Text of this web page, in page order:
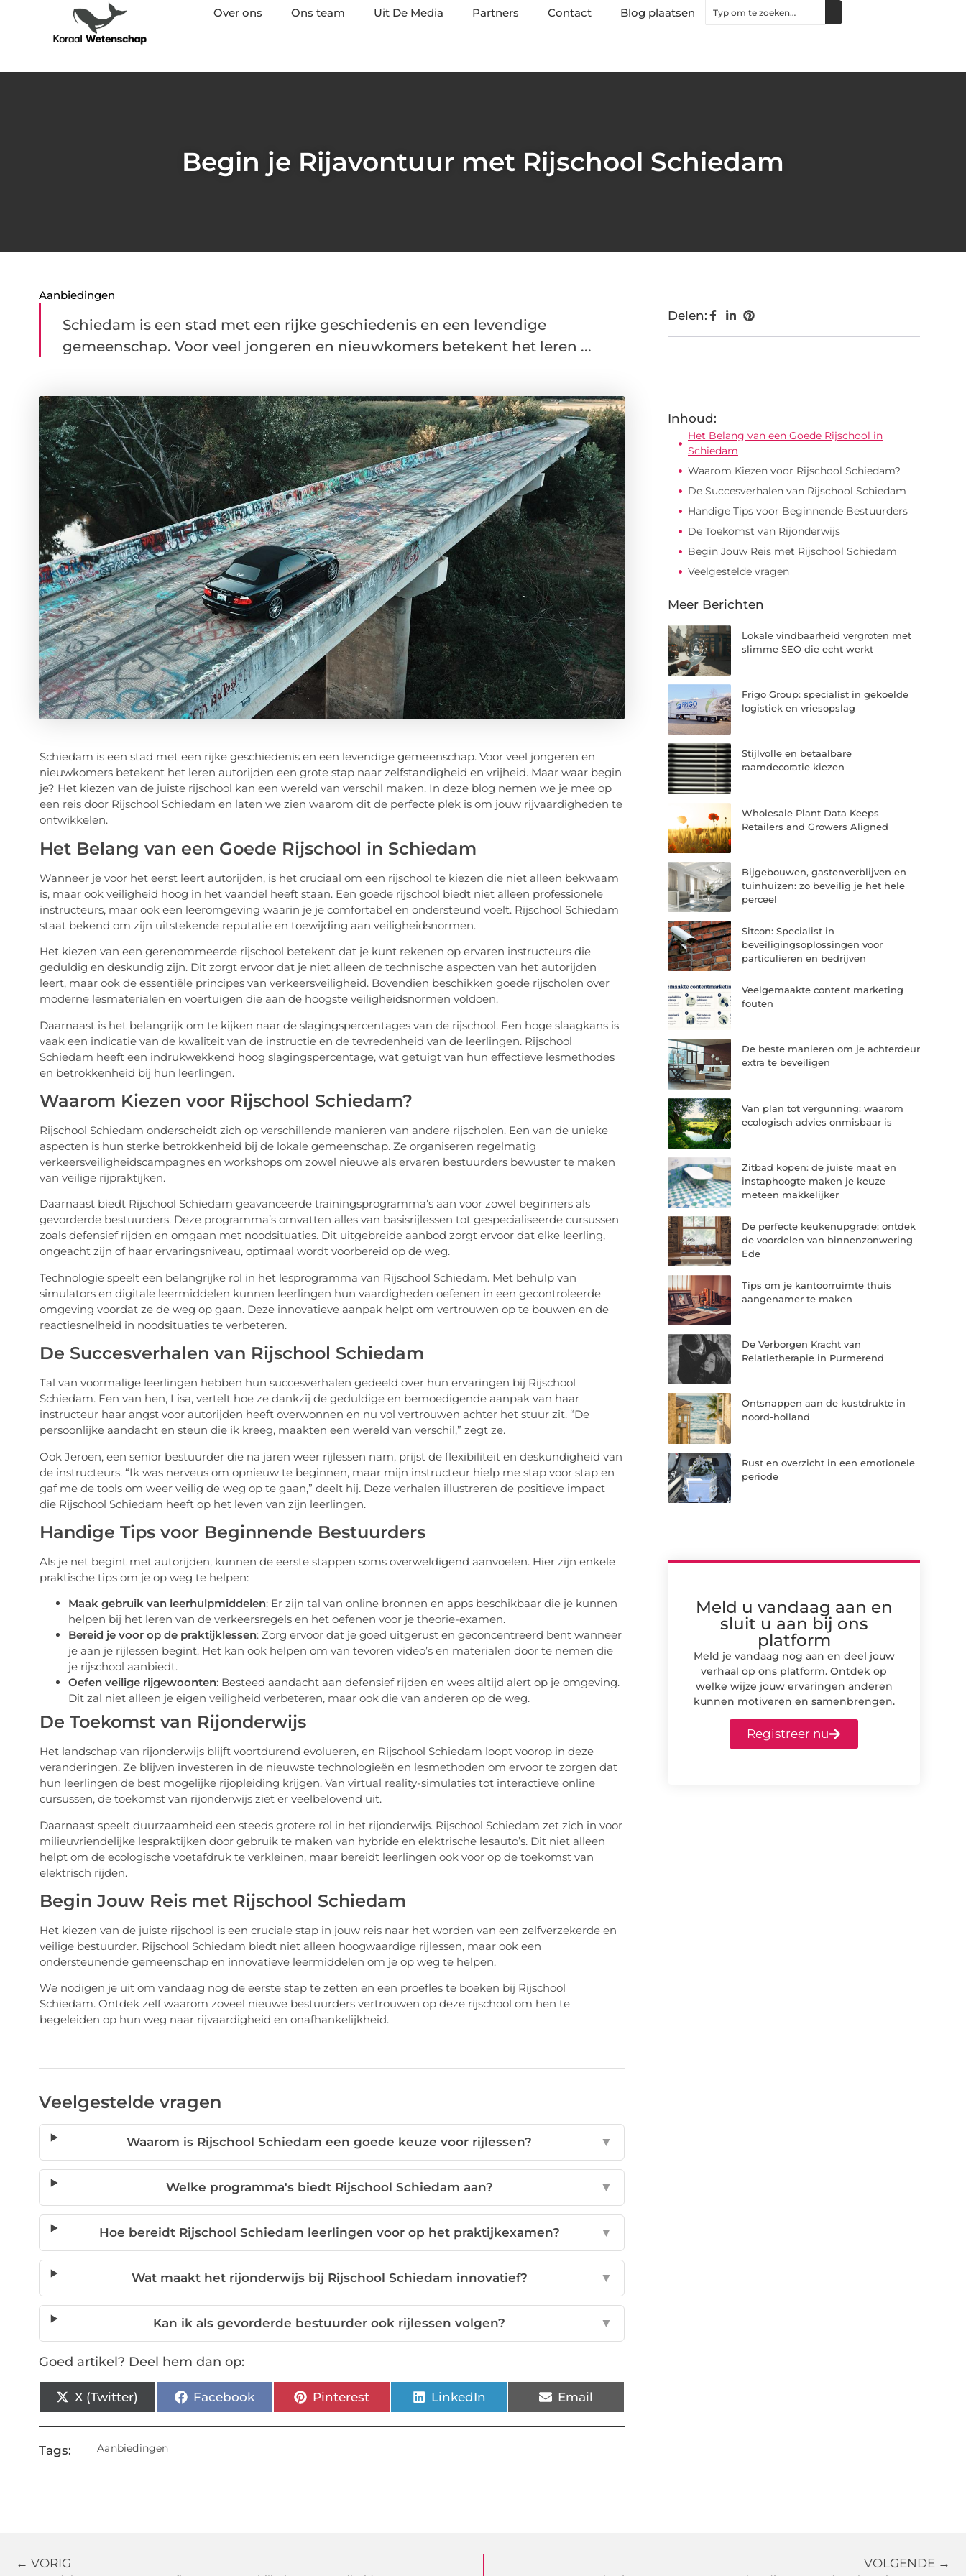
Over ons Ons team Uit De Media Partners Contact Blog plaatsen
Begin je Rijavontuur met Rijschool Schiedam
Aanbiedingen
Schiedam is een stad met een rijke geschiedenis en een levendige
gemeenschap. Voor veel jongeren en nieuwkomers betekent het leren ...
Schiedam is een stad met een rijke geschiedenis en een levendige gemeenschap. Voor veel jongeren en
nieuwkomers betekent het leren autorijden een grote stap naar zelfstandigheid en vrijheid. Maar waar begin
je? Het kiezen van de juiste rijschool kan een wereld van verschil maken. In deze blog nemen we je mee op
een reis door Rijschool Schiedam en laten we zien waarom dit de perfecte plek is om jouw rijvaardigheden te
ontwikkelen.
Het Belang van een Goede Rijschool in Schiedam
Wanneer je voor het eerst leert autorijden, is het cruciaal om een rijschool te kiezen die niet alleen bekwaam
is, maar ook veiligheid hoog in het vaandel heeft staan. Een goede rijschool biedt niet alleen professionele
instructeurs, maar ook een leeromgeving waarin je je comfortabel en ondersteund voelt. Rijschool Schiedam
staat bekend om zijn uitstekende reputatie en toewijding aan veiligheidsnormen.
Het kiezen van een gerenommeerde rijschool betekent dat je kunt rekenen op ervaren instructeurs die
geduldig en deskundig zijn. Dit zorgt ervoor dat je niet alleen de technische aspecten van het autorijden
leert, maar ook de essentiële principes van verkeersveiligheid. Bovendien beschikken goede rijscholen over
moderne lesmaterialen en voertuigen die aan de hoogste veiligheidsnormen voldoen.
Daarnaast is het belangrijk om te kijken naar de slagingspercentages van de rijschool. Een hoge slaagkans is
vaak een indicatie van de kwaliteit van de instructie en de tevredenheid van de leerlingen. Rijschool
Schiedam heeft een indrukwekkend hoog slagingspercentage, wat getuigt van hun effectieve lesmethodes
en betrokkenheid bij hun leerlingen.
Waarom Kiezen voor Rijschool Schiedam?
Rijschool Schiedam onderscheidt zich op verschillende manieren van andere rijscholen. Een van de unieke
aspecten is hun sterke betrokkenheid bij de lokale gemeenschap. Ze organiseren regelmatig
verkeersveiligheidscampagnes en workshops om zowel nieuwe als ervaren bestuurders bewuster te maken
van veilige rijpraktijken.
Daarnaast biedt Rijschool Schiedam geavanceerde trainingsprogramma’s aan voor zowel beginners als
gevorderde bestuurders. Deze programma’s omvatten alles van basisrijlessen tot gespecialiseerde cursussen
zoals defensief rijden en omgaan met noodsituaties. Dit uitgebreide aanbod zorgt ervoor dat elke leerling,
ongeacht zijn of haar ervaringsniveau, optimaal wordt voorbereid op de weg.
Technologie speelt een belangrijke rol in het lesprogramma van Rijschool Schiedam. Met behulp van
simulators en digitale leermiddelen kunnen leerlingen hun vaardigheden oefenen in een gecontroleerde
omgeving voordat ze de weg op gaan. Deze innovatieve aanpak helpt om vertrouwen op te bouwen en de
reactiesnelheid in noodsituaties te verbeteren.
De Succesverhalen van Rijschool Schiedam
Tal van voormalige leerlingen hebben hun succesverhalen gedeeld over hun ervaringen bij Rijschool
Schiedam. Een van hen, Lisa, vertelt hoe ze dankzij de geduldige en bemoedigende aanpak van haar
instructeur haar angst voor autorijden heeft overwonnen en nu vol vertrouwen achter het stuur zit. “De
persoonlijke aandacht en steun die ik kreeg, maakten een wereld van verschil,” zegt ze.
Ook Jeroen, een senior bestuurder die na jaren weer rijlessen nam, prijst de flexibiliteit en deskundigheid van
de instructeurs. “Ik was nerveus om opnieuw te beginnen, maar mijn instructeur hielp me stap voor stap en
gaf me de tools om weer veilig de weg op te gaan,” deelt hij. Deze verhalen illustreren de positieve impact
die Rijschool Schiedam heeft op het leven van zijn leerlingen.
Handige Tips voor Beginnende Bestuurders
Als je net begint met autorijden, kunnen de eerste stappen soms overweldigend aanvoelen. Hier zijn enkele
praktische tips om je op weg te helpen:
Maak gebruik van leerhulpmiddelen: Er zijn tal van online bronnen en apps beschikbaar die je kunnen
helpen bij het leren van de verkeersregels en het oefenen voor je theorie-examen.
Bereid je voor op de praktijklessen: Zorg ervoor dat je goed uitgerust en geconcentreerd bent wanneer
je aan je rijlessen begint. Het kan ook helpen om van tevoren video’s en materialen door te nemen die
je rijschool aanbiedt.
Oefen veilige rijgewoonten: Besteed aandacht aan defensief rijden en wees altijd alert op je omgeving.
Dit zal niet alleen je eigen veiligheid verbeteren, maar ook die van anderen op de weg.
De Toekomst van Rijonderwijs
Het landschap van rijonderwijs blijft voortdurend evolueren, en Rijschool Schiedam loopt voorop in deze
veranderingen. Ze blijven investeren in de nieuwste technologieën en lesmethoden om ervoor te zorgen dat
hun leerlingen de best mogelijke rijopleiding krijgen. Van virtual reality-simulaties tot interactieve online
cursussen, de toekomst van rijonderwijs ziet er veelbelovend uit.
Daarnaast speelt duurzaamheid een steeds grotere rol in het rijonderwijs. Rijschool Schiedam zet zich in voor
milieuvriendelijke lespraktijken door gebruik te maken van hybride en elektrische lesauto’s. Dit niet alleen
helpt om de ecologische voetafdruk te verkleinen, maar bereidt leerlingen ook voor op de toekomst van
elektrisch rijden.
Begin Jouw Reis met Rijschool Schiedam
Het kiezen van de juiste rijschool is een cruciale stap in jouw reis naar het worden van een zelfverzekerde en
veilige bestuurder. Rijschool Schiedam biedt niet alleen hoogwaardige rijlessen, maar ook een
ondersteunende gemeenschap en innovatieve leermiddelen om je op weg te helpen.
We nodigen je uit om vandaag nog de eerste stap te zetten en een proefles te boeken bij Rijschool
Schiedam. Ontdek zelf waarom zoveel nieuwe bestuurders vertrouwen op deze rijschool om hen te
begeleiden op hun weg naar rijvaardigheid en onafhankelijkheid.
Veelgestelde vragen
Waarom is Rijschool Schiedam een goede keuze voor rijlessen? ▼
Welke programma's biedt Rijschool Schiedam aan? ▼
Hoe bereidt Rijschool Schiedam leerlingen voor op het praktijkexamen? ▼
Wat maakt het rijonderwijs bij Rijschool Schiedam innovatief? ▼
Kan ik als gevorderde bestuurder ook rijlessen volgen? ▼
Goed artikel? Deel hem dan op:
X (Twitter) Facebook Pinterest LinkedIn Email
Tags: Aanbiedingen
Delen:
Inhoud:
Het Belang van een Goede Rijschool in
Schiedam
Waarom Kiezen voor Rijschool Schiedam?
De Succesverhalen van Rijschool Schiedam
Handige Tips voor Beginnende Bestuurders
De Toekomst van Rijonderwijs
Begin Jouw Reis met Rijschool Schiedam
Veelgestelde vragen
Meer Berichten
Lokale vindbaarheid vergroten met
slimme SEO die echt werkt
Frigo Group: specialist in gekoelde
logistiek en vriesopslag
Stijlvolle en betaalbare
raamdecoratie kiezen
Wholesale Plant Data Keeps
Retailers and Growers Aligned
Bijgebouwen, gastenverblijven en
tuinhuizen: zo beveilig je het hele
perceel
Sitcon: Specialist in
beveiligingsoplossingen voor
particulieren en bedrijven
Veelgemaakte content marketing
fouten
De beste manieren om je achterdeur
extra te beveiligen
Van plan tot vergunning: waarom
ecologisch advies onmisbaar is
Zitbad kopen: de juiste maat en
instaphoogte maken je keuze
meteen makkelijker
De perfecte keukenupgrade: ontdek
de voordelen van binnenzonwering
Ede
Tips om je kantoorruimte thuis
aangenamer te maken
De Verborgen Kracht van
Relatietherapie in Purmerend
Ontsnappen aan de kustdrukte in
noord-holland
Rust en overzicht in een emotionele
periode
Meld u vandaag aan en
sluit u aan bij ons
platform
Meld je vandaag nog aan en deel jouw
verhaal op ons platform. Ontdek op
welke wijze jouw ervaringen anderen
kunnen motiveren en samenbrengen.
Registreer nu
← VORIG VOLGENDE →